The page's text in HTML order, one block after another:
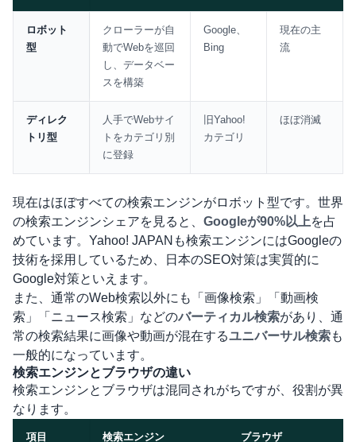
ロボット
型
クローラーが自
動でWebを巡回
し、データベー
スを構築
Google、
Bing
現在の主
流
ディレク
トリ型
人手でWebサイ
トをカテゴリ別
に登録
旧Yahoo!
カテゴリ
ほぼ消滅
現在はほぼすべての検索エンジンがロボット型です。世界
の検索エンジンシェアを見ると、 Googleが90%以上を占
めています。Yahoo! JAPANも検索エンジンにはGoogleの
技術を採用しているため、日本のSEO対策は実質的に
Google対策といえます。
また、通常のWeb検索以外にも「画像検索」「動画検
索」「ニュース検索」などのバーティカル検索があり、通
常の検索結果に画像や動画が混在するユニバーサル検索も
一般的になっています。
検索エンジンとブラウザの違い
検索エンジンとブラウザは混同されがちですが、役割が異
なります。
項目 検索エンジン ブラウザ